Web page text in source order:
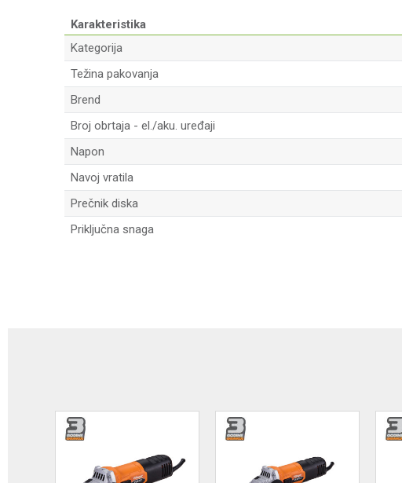
Karakteristika
Kategorija
Težina pakovanja
Brend
Broj obrtaja - el./aku. uređaji
Napon
Navoj vratila
Prečnik diska
Priključna snaga
Anti-spam zaštita - izračunajte koliko je 2 + 3 :